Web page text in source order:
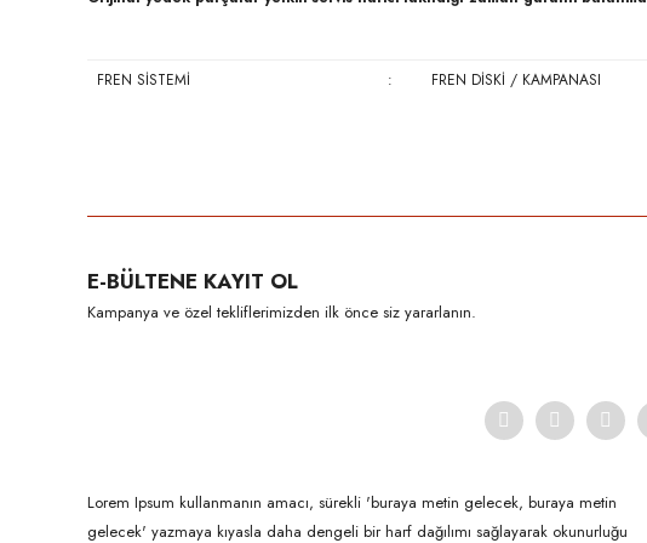
FREN SİSTEMİ : FREN DİSKİ / KAMPANASI
Ürün açıklamasında eksik bilgiler bulunuyor.
Ürün bilgilerinde hatalar bulunuyor.
E-BÜLTENE KAYIT OL
Kampanya ve özel tekliflerimizden ilk önce siz yararlanın.
Lorem Ipsum kullanmanın amacı, sürekli 'buraya metin gelecek, buraya metin
gelecek' yazmaya kıyasla daha dengeli bir harf dağılımı sağlayarak okunurluğu